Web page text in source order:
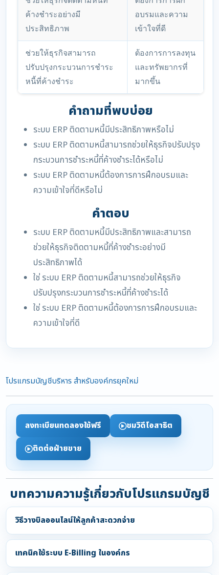
ค้างชำระอย่างมี
ประสิทธิภาพ
อบรมและความ
เข้าใจที่ดี
ช่วยให้ธุรกิจสามารถ
ปรับปรุงกระบวนการชำระ
หนี้ที่ค้างชำระ
ต้องการการลงทุน
และทรัพยากรที่
มากขึ้น
คำถามที่พบบ่อย
ระบบ ERP ติดตามหนี้มีประสิทธิภาพหรือไม่
ระบบ ERP ติดตามหนี้สามารถช่วยให้ธุรกิจปรับปรุง
กระบวนการชำระหนี้ที่ค้างชำระได้หรือไม่
ระบบ ERP ติดตามหนี้ต้องการการฝึกอบรมและ
ความเข้าใจที่ดีหรือไม่
คำตอบ
ระบบ ERP ติดตามหนี้มีประสิทธิภาพและสามารถ
ช่วยให้ธุรกิจติดตามหนี้ที่ค้างชำระอย่างมี
ประสิทธิภาพได้
ใช่ ระบบ ERP ติดตามหนี้สามารถช่วยให้ธุรกิจ
ปรับปรุงกระบวนการชำระหนี้ที่ค้างชำระได้
ใช่ ระบบ ERP ติดตามหนี้ต้องการการฝึกอบรมและ
ความเข้าใจที่ดี
โปรแกรมบัญชีบริหาร สำหรับองค์กรยุคใหม่
ลงทะเบียนทดลองใช้ฟรี
ชมวิดีโอสาธิต
ติดต่อฝ่ายขาย
บทความความรู้เกี่ยวกับโปรแกรมบัญชี
วิธีวางบิลออนไลน์ให้ลูกค้าสะดวกจ่าย
เทคนิคใช้ระบบ E-Billing ในองค์กร